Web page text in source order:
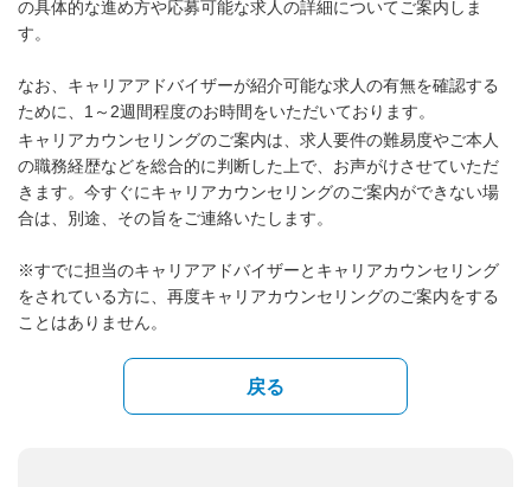
の具体的な進め方や応募可能な求人の詳細についてご案内しま
す。
なお、キャリアアドバイザーが紹介可能な求人の有無を確認する
ために、1～2週間程度のお時間をいただいております。
キャリアカウンセリングのご案内は、求人要件の難易度やご本人
の職務経歴などを総合的に判断した上で、お声がけさせていただ
きます。今すぐにキャリアカウンセリングのご案内ができない場
合は、別途、その旨をご連絡いたします。
※すでに担当のキャリアアドバイザーとキャリアカウンセリング
をされている方に、再度キャリアカウンセリングのご案内をする
ことはありません。
戻る